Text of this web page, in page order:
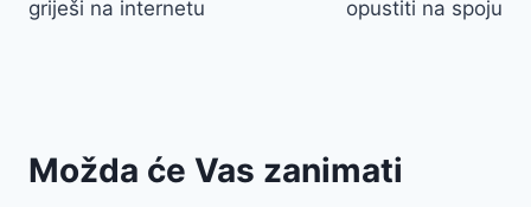
griješi na internetu
opustiti na spoju
Možda će Vas zanimati